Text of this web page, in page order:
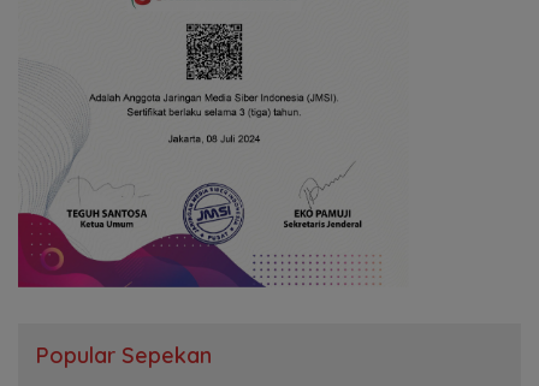
Popular Sepekan